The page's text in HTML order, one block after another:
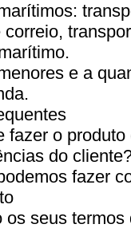
correio,
e a
fazer o produto
do
fazer
os seus termos